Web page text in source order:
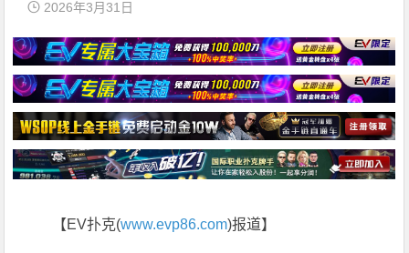
2026年3月31日
【EV扑克(www.evp86.com)报道】